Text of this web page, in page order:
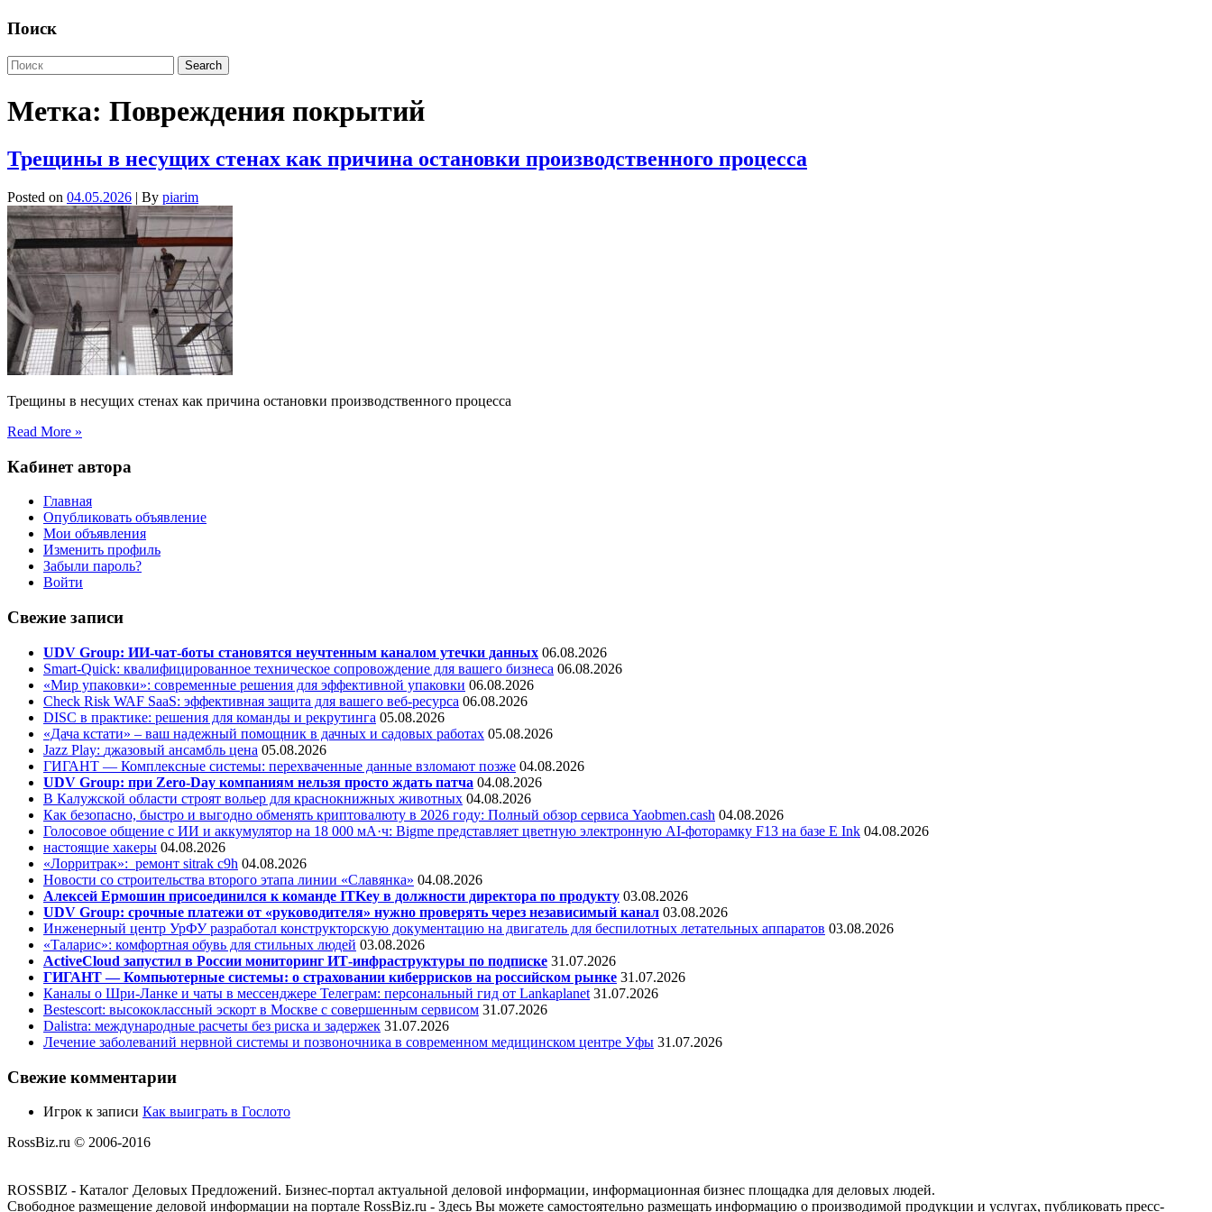
Поиск
Метка: Повреждения покрытий
Трещины в несущих стенах как причина остановки производственного процесса
Posted on 04.05.2026 | By piarim
Трещины в несущих стенах как причина остановки производственного процесса
Read More »
Кабинет автора
Главная
Опубликовать объявление
Мои объявления
Изменить профиль
Забыли пароль?
Войти
Свежие записи
UDV Group: ИИ-чат-боты становятся неучтенным каналом утечки данных 06.08.2026
Smart-Quick: квалифицированное техническое сопровождение для вашего бизнеса 06.08.2026
«Мир упаковки»: современные решения для эффективной упаковки 06.08.2026
Check Risk WAF SaaS: эффективная защита для вашего веб-ресурса 06.08.2026
DISC в практике: решения для команды и рекрутинга 05.08.2026
«Дача кстати» – ваш надежный помощник в дачных и садовых работах 05.08.2026
Jazz Play: джазовый ансамбль цена 05.08.2026
ГИГАНТ — Комплексные системы: перехваченные данные взломают позже 04.08.2026
UDV Group: при Zero-Day компаниям нельзя просто ждать патча 04.08.2026
В Калужской области строят вольер для краснокнижных животных 04.08.2026
Как безопасно, быстро и выгодно обменять криптовалюту в 2026 году: Полный обзор сервиса Yaobmen.cash 04.08.2026
Голосовое общение с ИИ и аккумулятор на 18 000 мА·ч: Bigme представляет цветную электронную AI-фоторамку F13 на базе E Ink 04.08.2026
настоящие хакеры 04.08.2026
«Лорритрак»: ремонт sitrak c9h 04.08.2026
Новости со строительства второго этапа линии «Славянка» 04.08.2026
Алексей Ермошин присоединился к команде ITKey в должности директора по продукту 03.08.2026
UDV Group: срочные платежи от «руководителя» нужно проверять через независимый канал 03.08.2026
Инженерный центр УрФУ разработал конструкторскую документацию на двигатель для беспилотных летательных аппаратов 03.08.2026
«Таларис»: комфортная обувь для стильных людей 03.08.2026
ActiveCloud запустил в России мониторинг ИТ-инфраструктуры по подписке 31.07.2026
ГИГАНТ — Компьютерные системы: о страховании киберрисков на российском рынке 31.07.2026
Каналы о Шри-Ланке и чаты в мессенджере Телеграм: персональный гид от Lankaplanet 31.07.2026
Bestescort: высококлассный эскорт в Москве с совершенным сервисом 31.07.2026
Dalistra: международные расчеты без риска и задержек 31.07.2026
Лечение заболеваний нервной системы и позвоночника в современном медицинском центре Уфы 31.07.2026
Свежие комментарии
Игрок к записи Как выиграть в Гослото
RossBiz.ru © 2006-2016
ROSSBIZ - Каталог Деловых Предложений. Бизнес-портал актуальной деловой информации, информационная бизнес площадка для деловых людей.
Свободное размещение деловой информации на портале RossBiz.ru - Здесь Вы можете самостоятельно размещать информацию о производимой продукции и услугах, публиковать пресс-